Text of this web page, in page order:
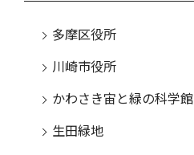
多摩区役所
川崎市役所
かわさき宙と緑の科学館
生田緑地